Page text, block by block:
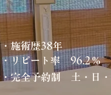
・リピート率 96.2％
・施術歴38年
・完全予約制 土・日